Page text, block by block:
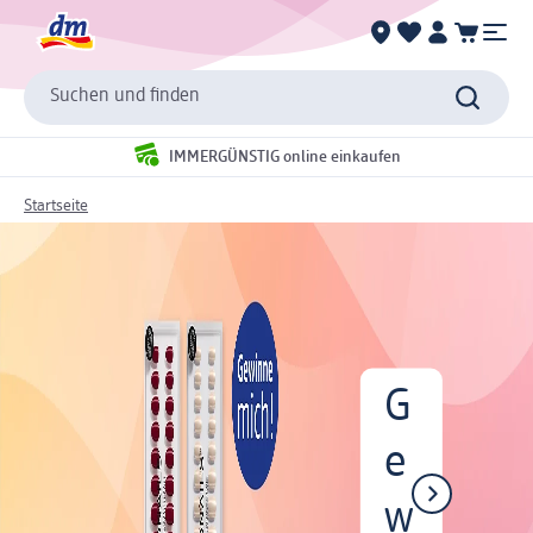
Suchen und finden
IMMERGÜNSTIG online einkaufen
Startseite
G
e
w